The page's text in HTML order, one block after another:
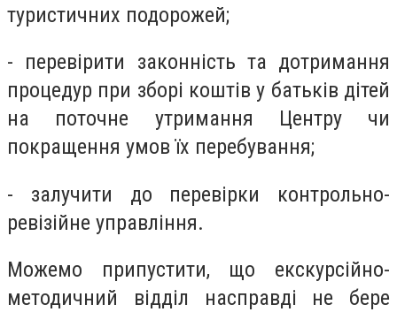
туристичних подорожей;
- перевірити законність та дотримання
процедур при зборі коштів у батьків дітей
на поточне утримання Центру чи
покращення умов їх перебування;
- залучити до перевірки контрольно-
ревізійне управління.
Можемо припустити, що екскурсійно-
методичний відділ насправді не бере